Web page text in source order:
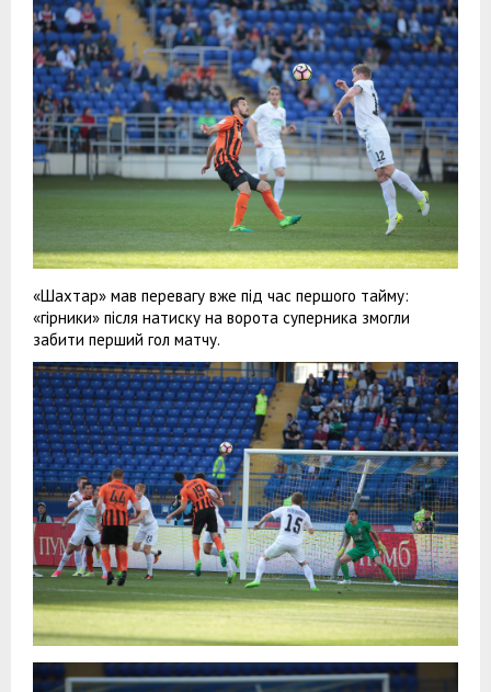
«Шахтар» мав перевагу вже під час першого тайму:
«гірники» після натиску на ворота суперника змогли
забити перший гол матчу.